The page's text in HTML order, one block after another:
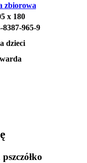
zbiorowa
x 180
8387-965-9
dzieci